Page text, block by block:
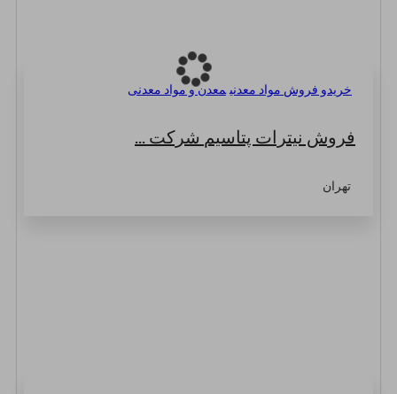
خریدو فروش مواد معدنی معدن و مواد معدنی
فروش نیترات پتاسیم‎ شرکت ...
تهران